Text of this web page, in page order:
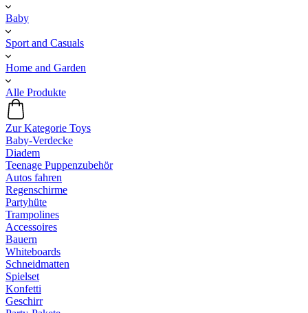
Baby
Sport and Casuals
Home and Garden
Alle Produkte
Zur Kategorie Toys
Baby-Verdecke
Diadem
Teenage Puppenzubehör
Autos fahren
Regenschirme
Partyhüte
Trampolines
Accessoires
Bauern
Whiteboards
Schneidmatten
Spielset
Konfetti
Geschirr